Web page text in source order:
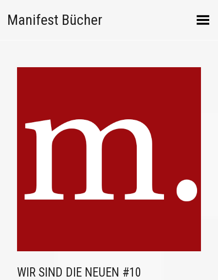
Manifest Bücher Menü umschalten
WIR SIND DIE NEUEN #10